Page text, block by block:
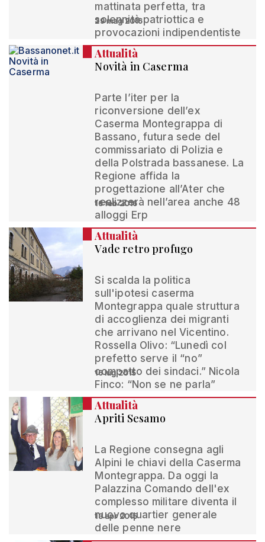
mattinata perfetta, tra
solennità patriottica e
provocazioni indipendentiste
29 mag 2016
Attualità
Novità in Caserma
Parte l’iter per la
riconversione dell’ex
Caserma Montegrappa di
Bassano, futura sede del
commissariato di Polizia e
della Polstrada bassanese. La
Regione affida la
progettazione all’Ater che
realizzerà nell’area anche 48
alloggi Erp
16 feb 2016
Attualità
Vade retro profugo
Si scalda la politica
sull'ipotesi caserma
Montegrappa quale struttura
di accoglienza dei migranti
che arrivano nel Vicentino.
Rossella Olivo: “Lunedì col
prefetto serve il “no”
compatto dei sindaci.” Nicola
Finco: “Non se ne parla”
16 lug 2015
Attualità
Apriti Sesamo
La Regione consegna agli
Alpini le chiavi della Caserma
Montegrappa. Da oggi la
Palazzina Comando dell'ex
complesso militare diventa il
nuovo quartier generale
delle penne nere
13 apr 2015